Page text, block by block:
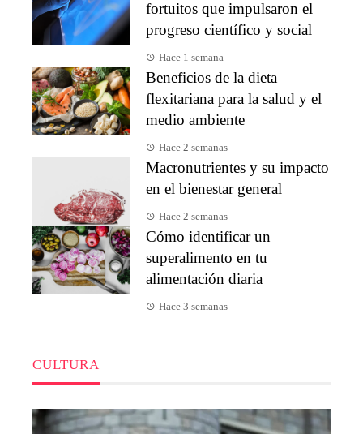
fortuitos que impulsaron el
progreso científico y social
Hace 1 semana
Beneficios de la dieta
flexitariana para la salud y el
medio ambiente
Hace 2 semanas
Macronutrientes y su impacto
en el bienestar general
Hace 2 semanas
Cómo identificar un
superalimento en tu
alimentación diaria
Hace 3 semanas
CULTURA